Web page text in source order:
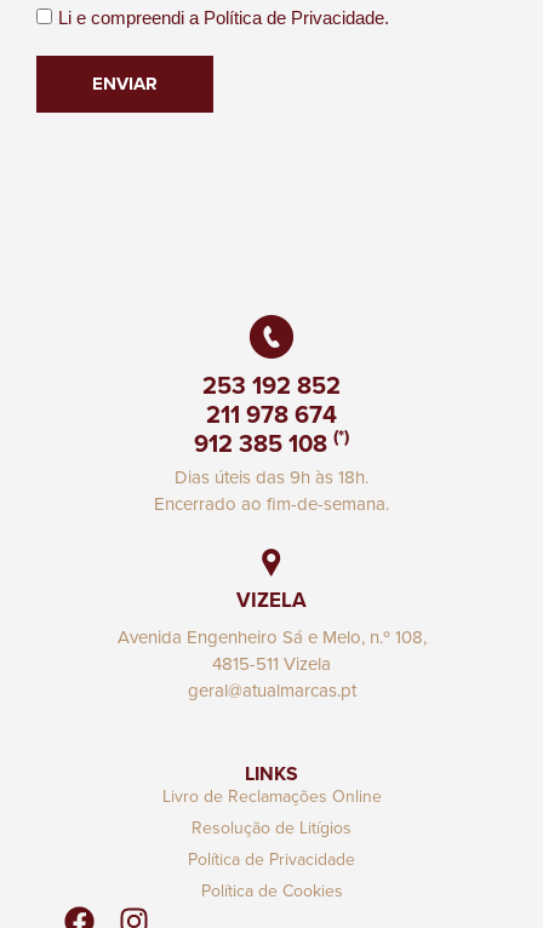
Li e compreendi a Política de Privacidade.
ENVIAR
253 192 852
211 978 674
912 385 108 (*)
Dias úteis das 9h às 18h.
Encerrado ao fim-de-semana.
VIZELA
Avenida Engenheiro Sá e Melo, n.º 108,
4815-511 Vizela
geral@atualmarcas.pt
LINKS
Livro de Reclamações Online
Resolução de Litígios
Política de Privacidade
Política de Cookies